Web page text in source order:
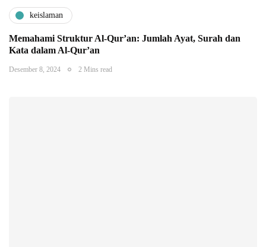
keislaman
Memahami Struktur Al-Qur’an: Jumlah Ayat, Surah dan
Kata dalam Al-Qur’an
Desember 8, 2024 2 Mins read